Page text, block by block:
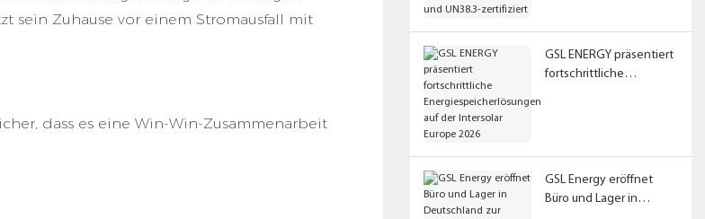
sein Zuhause vor einem Stromausfall mit
dass es eine Win-Win-Zusammenarbeit
GSL ENERGY präsentiert
fortschrittliche
GSL Energy eröffnet
Büro und Lager in